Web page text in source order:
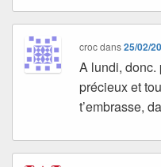
crocdans25/02/
A lundi, donc.
précieux et
t’embrasse,